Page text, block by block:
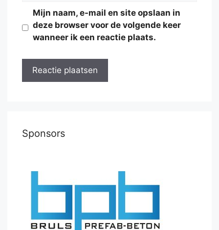
Mijn naam, e-mail en site opslaan in
deze browser voor de volgende keer
wanneer ik een reactie plaats.
Sponsors